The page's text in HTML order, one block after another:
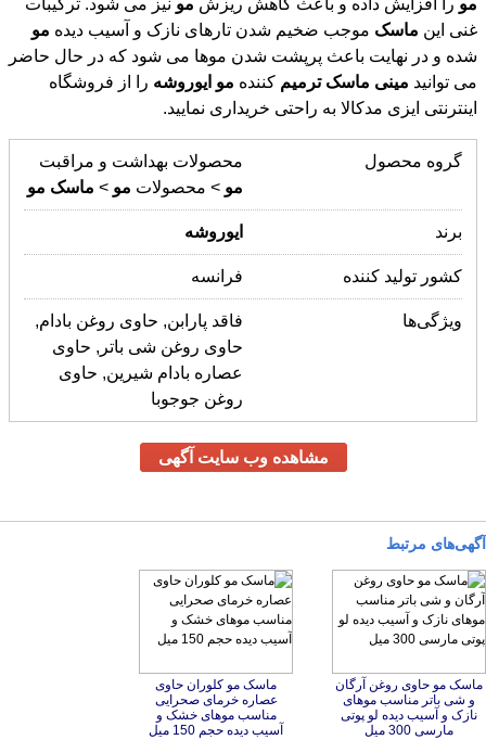
مو را افزایش داده و باعث کاهش ریزش مو نیز می شود. ترکیبات
غنی این ماسک موجب ضخیم شدن تارهای نازک و آسیب دیده مو
شده و در نهایت باعث پرپشت شدن موها می شود که در حال حاضر
می توانید مینی ماسک ترمیم کننده مو ایوروشه را از فروشگاه
اینترنتی ایزی مدکالا به راحتی خریداری نمایید.
گروه محصول
محصولات بهداشت و مراقبت
مو > محصولات مو > ماسک مو
برند ایوروشه
کشور تولید کننده فرانسه
ویژگی‌ها فاقد پارابن, حاوی روغن بادام,
حاوی روغن شی باتر, حاوی
عصاره بادام شیرین, حاوی
روغن جوجوبا
مشاهده وب سایت آگهی
آگهی‌های مرتبط
ماسک مو حاوی روغن آرگان
و شی باتر مناسب موهای
نازک و آسیب دیده لو پوتی
مارسی 300 میل
ماسک مو کلوران حاوی
عصاره خرمای صحرایی
مناسب موهای خشک و
آسیب دیده حجم 150 میل